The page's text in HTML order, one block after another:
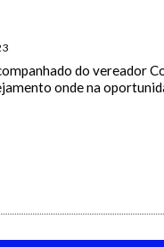
do vereador
onde na